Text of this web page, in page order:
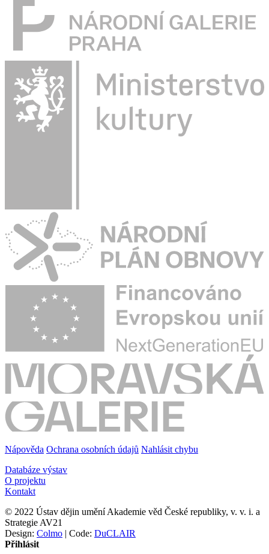
Nápověda Ochrana osobních údajů Nahlásit chybu
Databáze výstav
O projektu
Kontakt
© 2022 Ústav dějin umění Akademie věd České republiky, v. v. i. a
Strategie AV21
Design: Colmo | Code: DuCLAIR
Přihlásit